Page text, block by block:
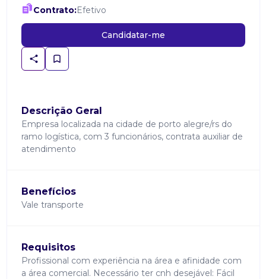
Contrato:Efetivo
Candidatar-me
Descrição Geral
Empresa localizada na cidade de porto alegre/rs do
ramo logística, com 3 funcionários, contrata auxiliar de
atendimento
Benefícios
Vale transporte
Requisitos
Profissional com experiência na área e afinidade com
a área comercial. Necessário ter cnh desejável: Fácil